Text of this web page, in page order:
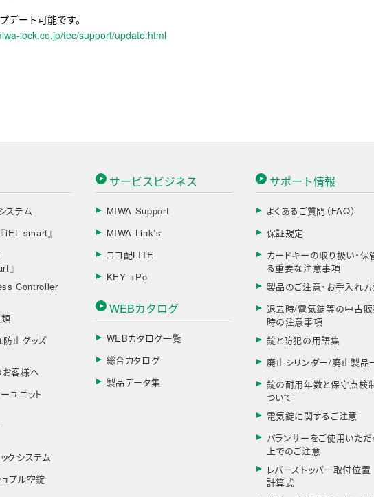
デート可能です。
lock.co.jp/tec/support/update.html
ステム
iEL smart』
』
Controller
止グッズ
客様へ
ユニット
クシステム
プル空錠
サービスビジネス
MIWA Support
MIWA-Link’s
ココ配LITE
KEY→Po
WEBカタログ
WEBカタログ一覧
総合カタログ
製品データ集
サポート情報
よくあるご質問（FAQ）
保証規定
カードキーの取り扱い・保
る重要な注意事項
製品のご注意・お手入れ
退去時/電気錠等の中古販
時の注意事項
錠と防犯の用語集
廃止シリンダー/廃止製品
錠の耐用年数と保守点検
ついて
電気錠に関するご注意
バランサーをご使用いただ
上でのご注意
レバーストッパー取付位置
計算式